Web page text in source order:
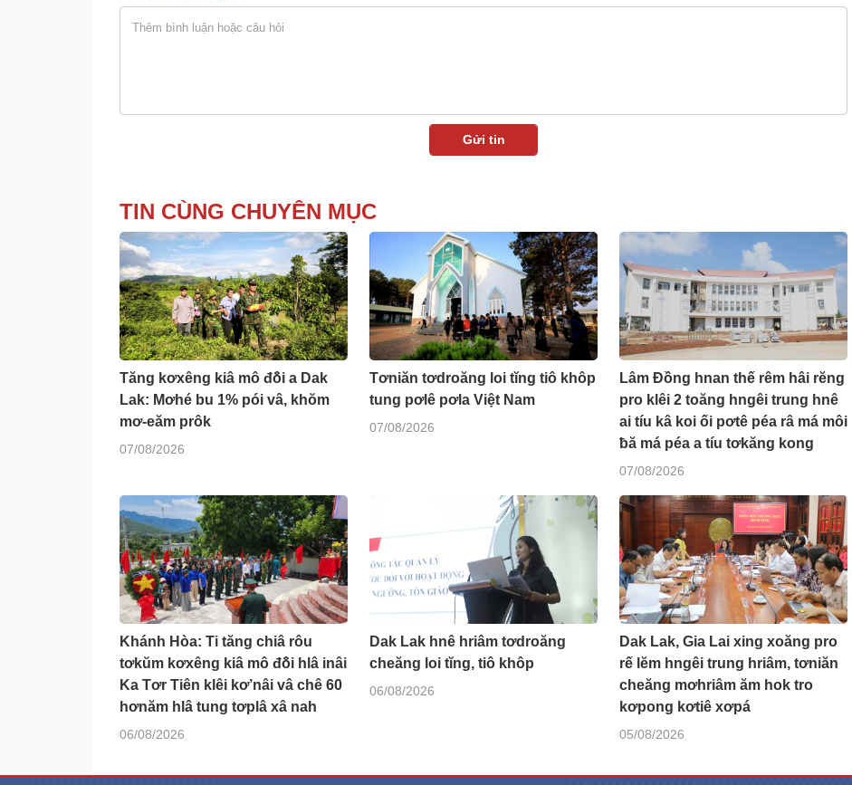
TIN CÙNG CHUYÊN MỤC
Tăng kơxêng kiâ mô đô̆i a Dak
Lak: Mơhé bu 1% pói vâ, khŏm
mơ-eăm prôk
07/08/2026
Tơniăn tơdroăng loi tĭng tiô khôp
tung pơlê pơla Việt Nam
07/08/2026
Lâm Đồng hnan thế rêm hâi rĕng
pro klêi 2 toăng hngêi trung hnê
ai tíu kâ koi ối pơtê péa râ má môi
ƀă má péa a tíu tơkăng kong
07/08/2026
Khánh Hòa: Ti tăng chiâ rôu
tơkŭm kơxêng kiâ mô đô̆i hlâ inâi
Ka Tơr Tiên klêi kơ’nâi vâ chê 60
hơnăm hlâ tung tơplâ xâ nah
06/08/2026
Dak Lak hnê hriâm tơdroăng
cheăng loi tĭng, tiô khôp
06/08/2026
Dak Lak, Gia Lai xing xoăng pro
rế lĕm hngêi trung hriâm, tơniăn
cheăng mơhriâm ăm hok tro
kơpong kơtiê xơpá
05/08/2026